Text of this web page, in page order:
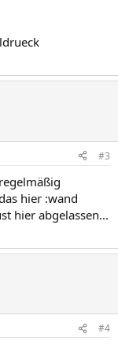
#3
hier :wand
hier abgelassen...
#4